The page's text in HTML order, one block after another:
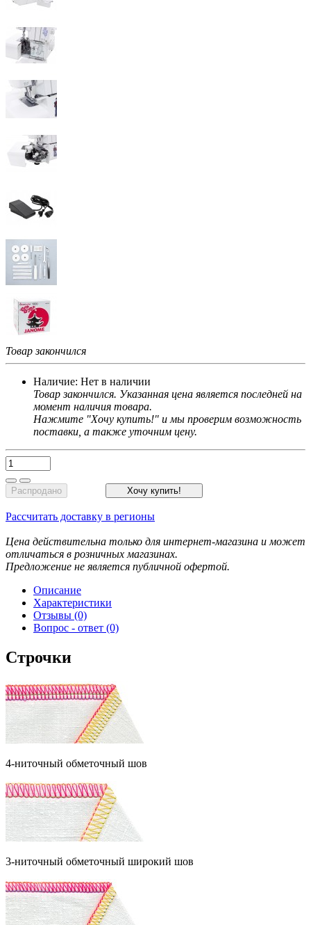
Товар закончился
Наличие: Нет в наличии
Товар закончился. Указанная цена является последней на
момент наличия товара.
Нажмите "Хочу купить!" и мы проверим возможность
поставки, а также уточним цену.
Распродано Хочу купить!
Рассчитать доставку в регионы
Цена действительна только для интернет-магазина и может
отличаться в розничных магазинах.
Предложение не является публичной офертой.
Описание
Характеристики
Отзывы (0)
Вопрос - ответ (0)
Строчки
4-ниточный обметочный шов
3-ниточный обметочный широкий шов